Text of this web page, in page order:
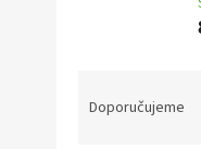
Doporučujeme